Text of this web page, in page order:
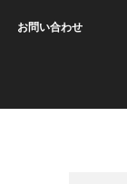
お問い合わせ